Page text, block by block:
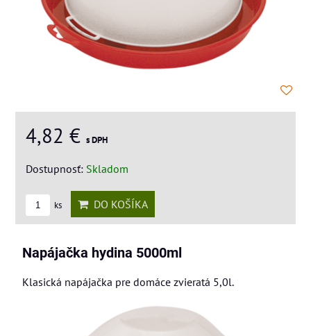
4,82 € s DPH
Dostupnosť: Skladom
ks DO KOŠÍKA
Napájačka hydina 5000ml
Klasická napájačka pre domáce zvieratá 5,0l.